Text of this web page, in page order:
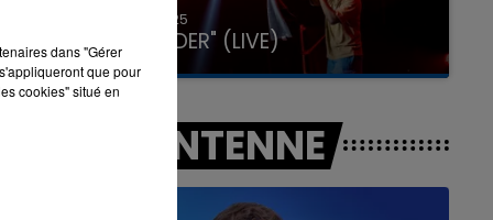
31 janvier 2025
GIMS "SPIDER" (LIVE)
A L'ANTENNE
dans "Gérer
que pour
cookies" situé en